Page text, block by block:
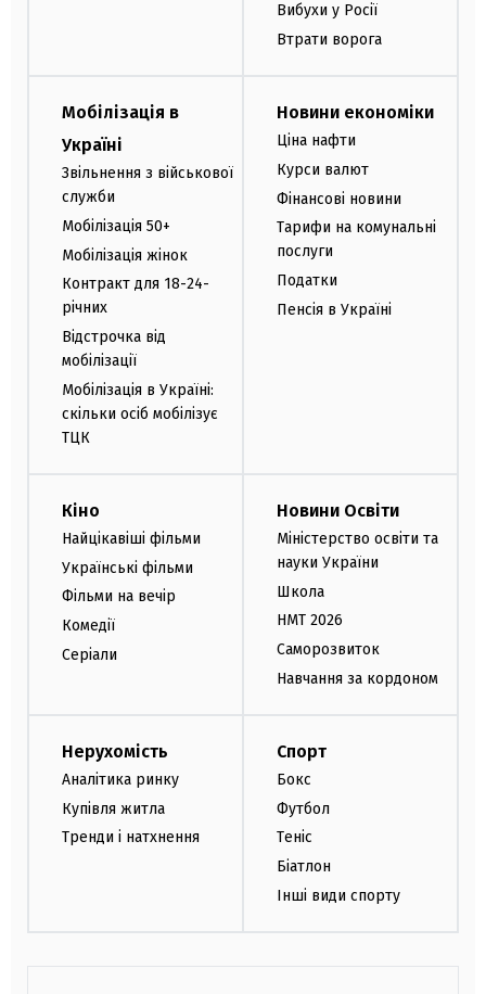
Вибухи у Росії
Втрати ворога
Мобілізація в
Україні
Звільнення з військової
служби
Мобілізація 50+
Мобілізація жінок
Контракт для 18-24-
річних
Відстрочка від
мобілізації
Мобілізація в Україні:
скільки осіб мобілізує
ТЦК
Новини економіки
Ціна нафти
Курси валют
Фінансові новини
Тарифи на комунальні
послуги
Податки
Пенсія в Україні
Кіно
Найцікавіші фільми
Українські фільми
Фільми на вечір
Комедії
Серіали
Новини Освіти
Міністерство освіти та
науки України
Школа
НМТ 2026
Саморозвиток
Навчання за кордоном
Нерухомість
Аналітика ринку
Купівля житла
Тренди і натхнення
Спорт
Бокс
Футбол
Теніс
Біатлон
Інші види спорту